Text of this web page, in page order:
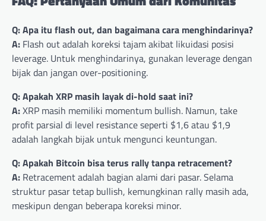
Q: Apa itu flash out, dan bagaimana cara menghindarinya?
A: Flash out adalah koreksi tajam akibat likuidasi posisi
leverage. Untuk menghindarinya, gunakan leverage dengan
bijak dan jangan over-positioning.
Q: Apakah XRP masih layak di-hold saat ini?
A:XRP masih memiliki momentum bullish. Namun, take
profit parsial di level resistance seperti $1,6 atau $1,9
adalah langkah bijak untuk mengunci keuntungan.
Q: Apakah Bitcoin bisa terus rally tanpa retracement?
A: Retracement adalah bagian alami dari pasar. Selama
struktur pasar tetap bullish, kemungkinan rally masih ada,
meskipun dengan beberapa koreksi minor.